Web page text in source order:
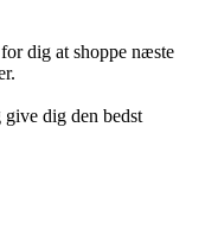
dig at shoppe næste
dig den bedst